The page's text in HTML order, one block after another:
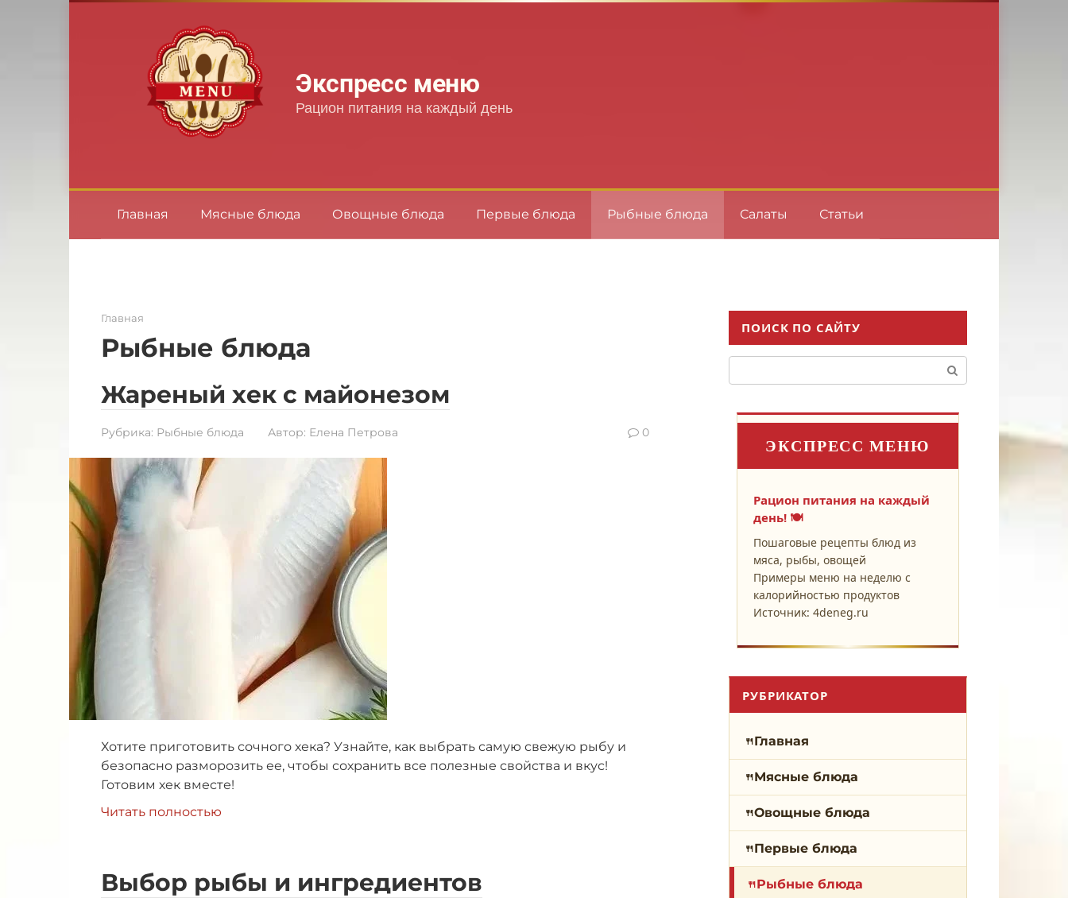
Экспресс меню
Рацион питания на каждый день
Главная Мясные блюда Овощные блюда Первые блюда Рыбные блюда Салаты Статьи
Главная
Рыбные блюда
Жареный хек с майонезом
Рубрика: Рыбные блюда Автор: Елена Петрова 0
Хотите приготовить сочного хека? Узнайте, как выбрать самую свежую рыбу и
безопасно разморозить ее, чтобы сохранить все полезные свойства и вкус!
Готовим хек вместе!
Читать полностью
Выбор рыбы и ингредиентов
ПОИСК ПО САЙТУ
ЭКСПРЕСС МЕНЮ
Рацион питания на каждый
день! 🍽️
Пошаговые рецепты блюд из
мяса, рыбы, овощей
Примеры меню на неделю с
калорийностью продуктов
Источник: 4deneg.ru
РУБРИКАТОР
Главная
Мясные блюда
Овощные блюда
Первые блюда
Рыбные блюда